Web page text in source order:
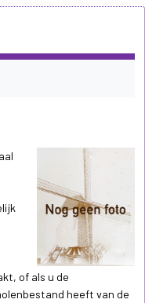
of als u de
heeft van de